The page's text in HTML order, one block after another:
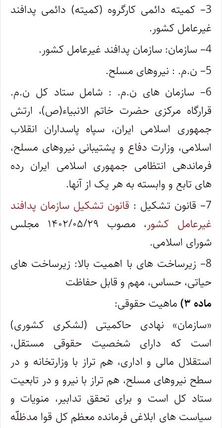
3– کمیته دائمی کارگروه (کمیته) دائمی پدافند
غیرعامل کشور.
4– سازمان: سازمان پدافند غیرعامل کشور.
5– ن.م. : نیروهای مسلح.
6– سازمان های ن.م. : شامل ستاد کل ن.م.
قرارگاه مرکزی حضرت خاتم الانبیاء(ص)، ارتش
جمهوری اسلامی ایران، سپاه پاسداران انقلاب
اسلامی، وزارت دفاع و پشتیبانی نیروهای مسلح،
فرماندهی انتظامی جمهوری اسلامی ایران رده
های تابع و وابسته به هر یک از آنها.
7– قانون تشکیل : قانون تشکیل سازمان پدافند
غیرعامل کشور
، مصوب ۱۴۰۲/۰۵/۲۹ مجلس
شورای اسلامی.
8– زیرساخت های با اهمیت بالا: زیرساخت های
حیاتی، حساس، مهم و قابل حفاظت
ماده ۳)
ماهیت حقوقی:
«سازمان» نهادی حاکمیتی (لشکری کشوری)
است که دارای شخصیت حقوقی مستقل،
استقلال مالی و اداری، هم تراز با وزارتخانه و در
سطح نیروهای مسلح، هم تراز با نیرو و در تابعیت
ستاد کل است و برای تحقق تدابیر، منویات و
سیاست های ابلاغی فرمانده معظم کل قوا مدظلّه